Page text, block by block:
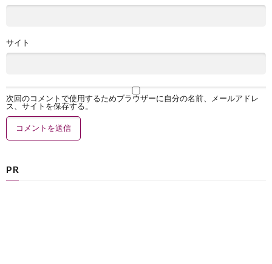
サイト
次回のコメントで使用するためブラウザーに自分の名前、メールアドレ
ス、サイトを保存する。
PR